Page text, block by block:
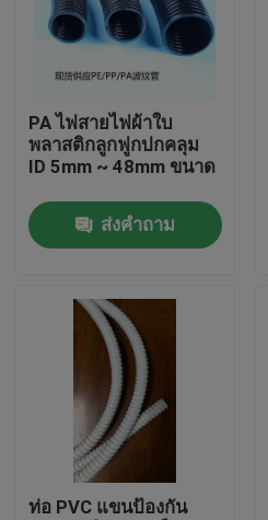
เกี่ยวกับเรา
ควบคุมคุณภาพ
ติดต่อเรา
ขอใบเสนอราคา
ท่อพีวีซียืดหยุ่น
ท่อหดความร้อน
ท่ออ่อนลูกฟูก
PA ไฟสายไฟผ้าใบ
พลาสติกลูกฟูกปกคลุม
ID 5mm ~ 48mm ขนาด
ส่งคำถาม
ท่อ PVC แขนป้องกัน